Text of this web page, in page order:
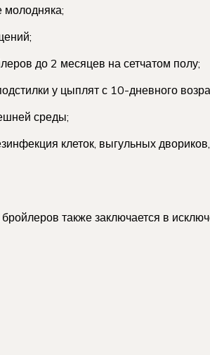
молодняка;
до 2 месяцев на сетчатом полу;
у цыплят с 10-дневного
среды;
клеток, выгульных
также заключается в